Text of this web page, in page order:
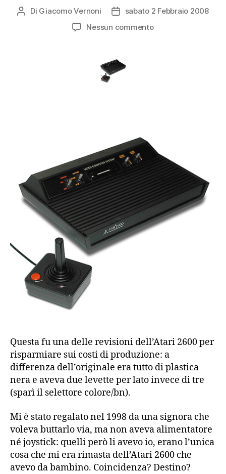
Autore
Di Giacomo Vernoni
Data
dell'articolo
sabato 2 Febbraio 2008
Nessun commentosu
Questa fu una delle revisioni dell’Atari 2600 per
risparmiare sui costi di produzione: a
differenza dell’originale era tutto di plastica
nera e aveva due levette per lato invece di tre
(sparì il selettore colore/bn).
Mi è stato regalato nel 1998 da una signora che
voleva buttarlo via, ma non aveva alimentatore
né joystick: quelli però li avevo io, erano l’unica
cosa che mi era rimasta dell’Atari 2600 che
avevo da bambino. Coincidenza? Destino?